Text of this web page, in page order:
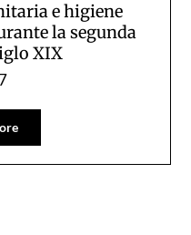
e higiene
la segunda
XIX